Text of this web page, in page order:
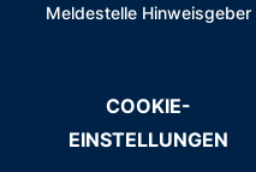
Meldestelle Hinweisgeber
COOKIE-
EINSTELLUNGEN